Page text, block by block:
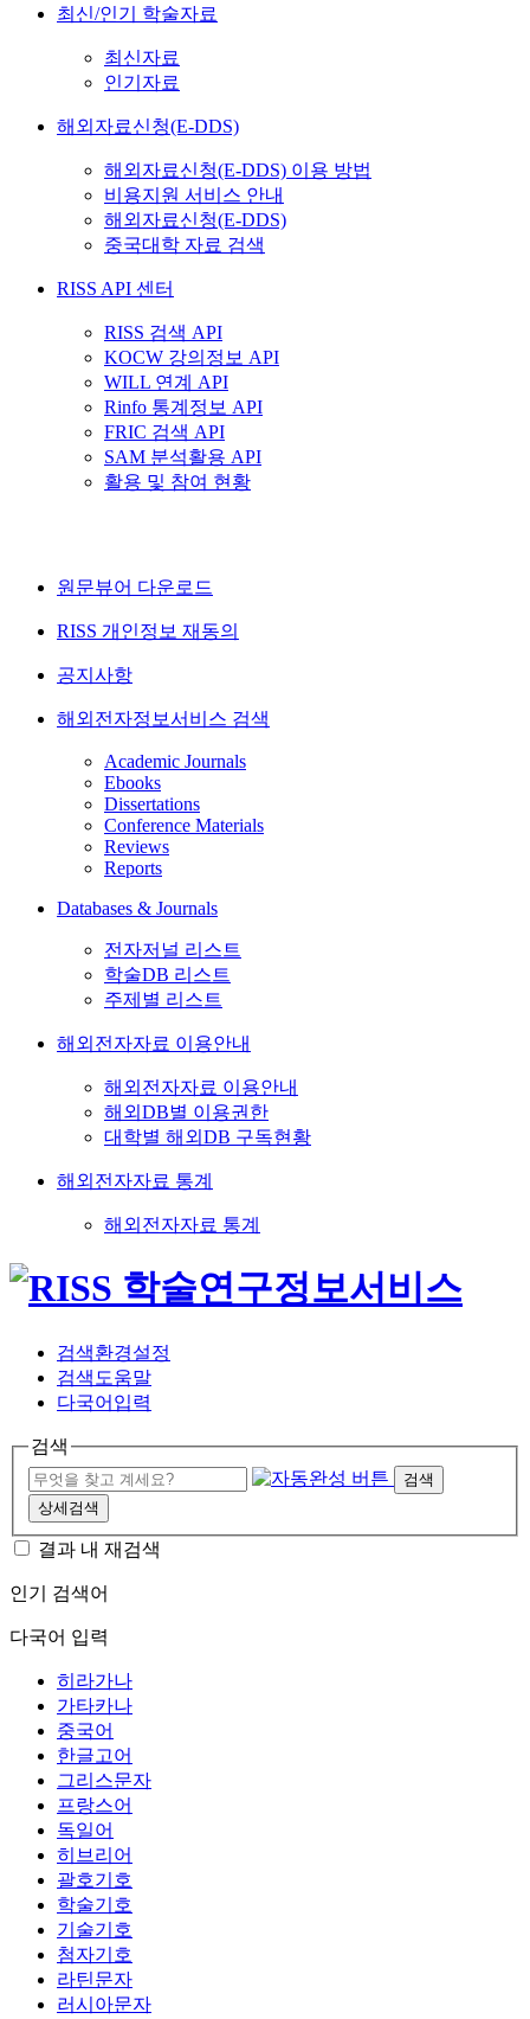
최신/인기 학술자료
최신자료
인기자료
해외자료신청(E-DDS)
해외자료신청(E-DDS) 이용 방법
비용지원 서비스 안내
해외자료신청(E-DDS)
중국대학 자료 검색
RISS API 센터
RISS 검색 API
KOCW 강의정보 API
WILL 연계 API
Rinfo 통계정보 API
FRIC 검색 API
SAM 분석활용 API
활용 및 참여 현황
원문뷰어 다운로드
RISS 개인정보 재동의
공지사항
해외전자정보서비스 검색
Academic Journals
Ebooks
Dissertations
Conference Materials
Reviews
Reports
Databases & Journals
전자저널 리스트
학술DB 리스트
주제별 리스트
해외전자자료 이용안내
해외전자자료 이용안내
해외DB별 이용권한
대학별 해외DB 구독현황
해외전자자료 통계
해외전자자료 통계
검색환경설정
검색도움말
다국어입력
검색
검색
상세검색
결과 내 재검색
인기 검색어
다국어 입력
히라가나
가타카나
중국어
한글고어
그리스문자
프랑스어
독일어
히브리어
괄호기호
학술기호
기술기호
첨자기호
라틴문자
러시아문자